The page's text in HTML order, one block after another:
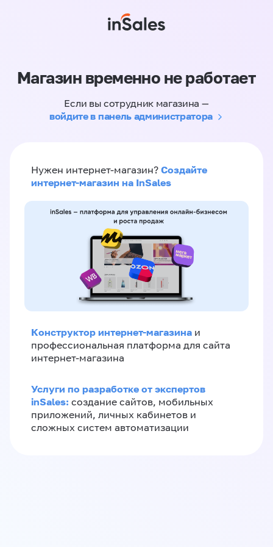
Магазин временно не работает
Если вы сотрудник магазина —
войдите в панель администратора
Нужен интернет-магазин? Создайте
интернет-магазин на InSales
Конструктор интернет-магазина и
профессиональная платформа для сайта
интернет-магазина
Услуги по разработке от экспертов
inSales: создание сайтов, мобильных
приложений, личных кабинетов и
сложных систем автоматизации